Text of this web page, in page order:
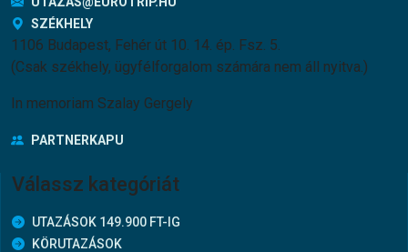
SZÉKHELY
1106 Budapest, Fehér út 10. 14. ép. Fsz. 5.
(Csak székhely, ügyfélforgalom számára nem áll nyitva.)
In memoriam Szalay Gergely
PARTNERKAPU
Válassz kategóriát
UTAZÁSOK 149.900 FT-IG
KÖRUTAZÁSOK